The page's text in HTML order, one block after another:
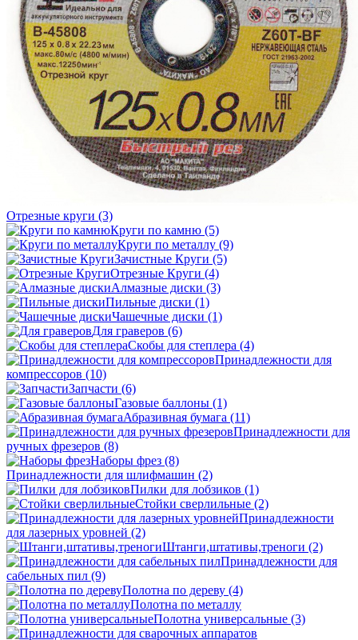
Отрезные круги (3)
Круги по камню (5)
Круги по металлу (9)
Зачистные Круги (5)
Отрезные Круги (4)
Алмазные диски (3)
Пильные диски (1)
Чашечные диски (1)
Для граверов (6)
Скобы для степлера (4)
Принадлежности для
компрессоров (10)
Запчасти (6)
Газовые баллоны (1)
Абразивная бумага (11)
Принадлежности для
ручных фрезеров (8)
Наборы фрез (8)
Принадлежности для шлифмашин (2)
Пилки для лобзиков (1)
Стойки сверлильные (2)
Принадлежности
для лазерных уровней (2)
Штанги,штативы,треноги (2)
Принадлежности для
сабельных пил (9)
Полотна по дереву (4)
Полотна по металлу
Полотна универсальные (3)